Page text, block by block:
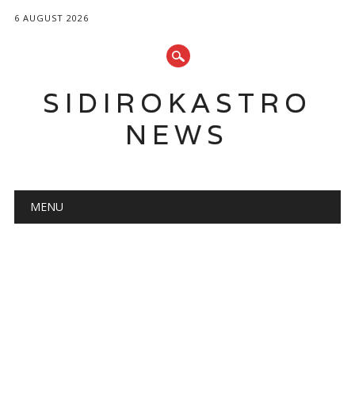
6 AUGUST 2026
SIDIROKASTRO
NEWS
Main menu
MENU